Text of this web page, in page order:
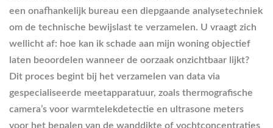
een onafhankelijk bureau een diepgaande analysetechniek
om de technische bewijslast te verzamelen. U vraagt zich
wellicht af: hoe kan ik schade aan mijn woning objectief
laten beoordelen wanneer de oorzaak onzichtbaar lijkt?
Dit proces begint bij het verzamelen van data via
gespecialiseerde meetapparatuur, zoals thermografische
camera’s voor warmtelekdetectie en ultrasone meters
voor het bepalen van de wanddikte of vochtconcentraties